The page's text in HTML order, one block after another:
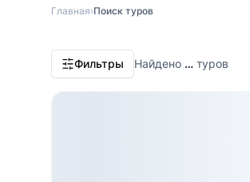
Главная›Поиск туров
Фильтры Найдено … туров